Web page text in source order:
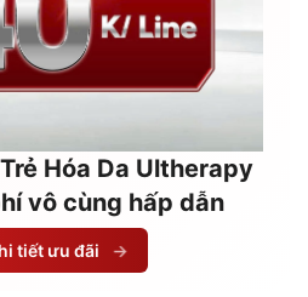
Hóa Da Ultherapy
vô cùng hấp dẫn
tiết ưu đãi →